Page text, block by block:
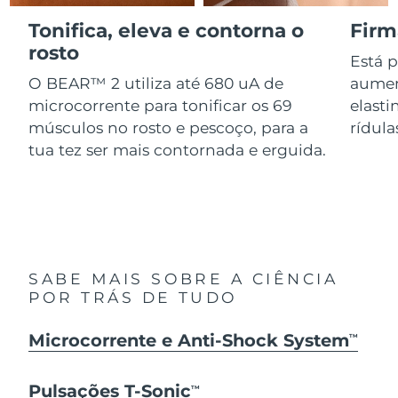
Tonifica, eleva e contorna o
rosto
O BEAR™ 2 utiliza até 680 uA de
microcorrente para tonificar os 69
músculos no rosto e pescoço, para a
tua tez ser mais contornada e erguida.
Está
SABE MAIS SOBRE A CIÊNCIA
POR TRÁS DE TUDO
Microcorrente e Anti-Shock SystemTM
Pulsações T-SonicTM
Serum
For healthy hair
issa™ Teeth Whitening Gel
18% PAP
Cosméticos
Comprar todos
Israel Entrega prevista 8/14/26
Itália Entrega prevista 8/10/26
Japão Entrega prevista 8/13/26
Letônia Entrega prevista
Líbano Entrega prevista 8/11/26